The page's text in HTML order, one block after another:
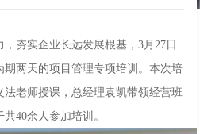
夯实企业长远发展根基，3月27日
期两天的项目管理专项培训。本次培
老师授课，总经理袁凯带领经营班
40余人参加培训。